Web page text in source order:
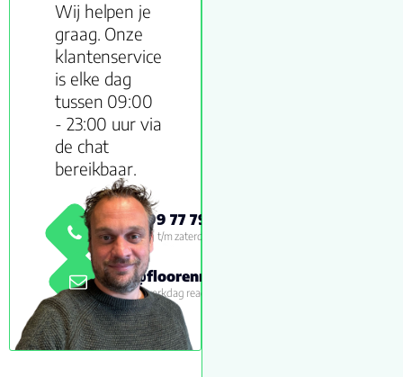
Wij helpen je
graag. Onze
klantenservice
is elke dag
tussen 09:00
- 23:00 uur via
de chat
bereikbaar.
0800 999 77 79
Maandag t/m zaterdag 09:00 -
18:00
info@floorenmore.nl
Binnen 1 werkdag reactie